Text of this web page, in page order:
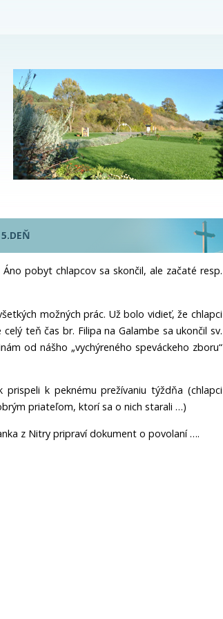
pobyt chlapcov sa skončil, ale začaté resp.
možných prác. Už bolo vidieť, že chlapci
teň čas br. Filipa na Galambe sa ukončil sv.
od nášho „vychýreného speváckeho zboru“
k peknému prežívaniu týždňa (chlapci
priateľom, ktorí sa o nich starali …)
z Nitry pripraví dokument o povolaní ….